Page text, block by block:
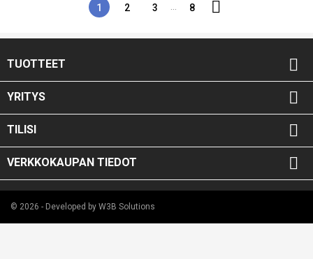
1 2 3 … 8 
TUOTTEET 
YRITYS 
TILISI 
VERKKOKAUPAN TIEDOT 
© 2026 - Developed by W3B Solutions